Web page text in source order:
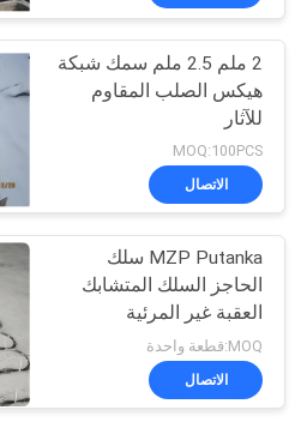
2 ملم 2.5 ملم سمك شبكة
هيكس الصلب المقاوم
للآثار
MOQ:100PCS
الاتصال
MZP Putanka سلك
الحاجز السلك المتشابك
العقبة غير المرئية
MOQ:قطعة واحدة
الاتصال